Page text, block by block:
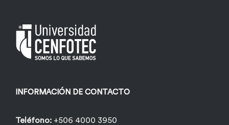
INFORMACIÓN DE CONTACTO
Teléfono: +506 4000 3950